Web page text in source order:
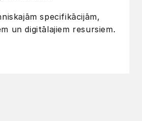
specifikācijām,
un digitālajiem resursiem.